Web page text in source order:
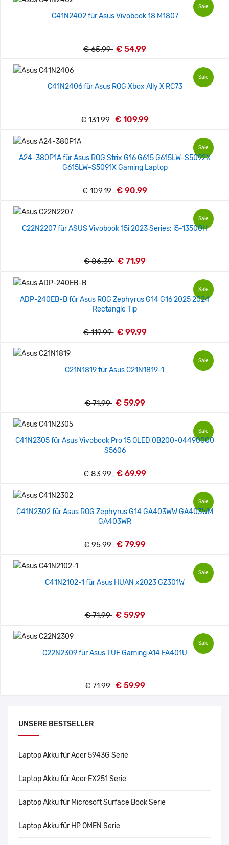
UNSERE BESTSELLER
Laptop Akku für Acer 5943G Serie
Laptop Akku für Acer EX251 Serie
Laptop Akku für Microsoft Surface Book Serie
Laptop Akku für HP OMEN Serie
Sale
C41N2402 für Asus Vivobook 18 M1807
€ 65.99 € 54.99
Sale
C41N2406 für Asus ROG Xbox Ally X RC73
€ 131.99 € 109.99
Sale
A24-380P1A für Asus ROG Strix G16 G615 G615LW-S5092X
G615LW-S5091X Gaming Laptop
€ 109.19 € 90.99
Sale
C22N2207 für ASUS Vivobook 15i 2023 Series: i5-13500H
€ 86.39 € 71.99
Sale
ADP-240EB-B für Asus ROG Zephyrus G14 G16 2025 2024
Rectangle Tip
€ 119.99 € 99.99
Sale
C21N1819 für Asus C21N1819-1
€ 71.99 € 59.99
Sale
C41N2305 für Asus Vivobook Pro 15 OLED 0B200-04490000
S5606
€ 83.99 € 69.99
Sale
C41N2302 für Asus ROG Zephyrus G14 GA403WW GA403WM
GA403WR
€ 95.99 € 79.99
Sale
C41N2102-1 für Asus HUAN x2023 GZ301W
€ 71.99 € 59.99
Sale
C22N2309 für Asus TUF Gaming A14 FA401U
€ 71.99 € 59.99